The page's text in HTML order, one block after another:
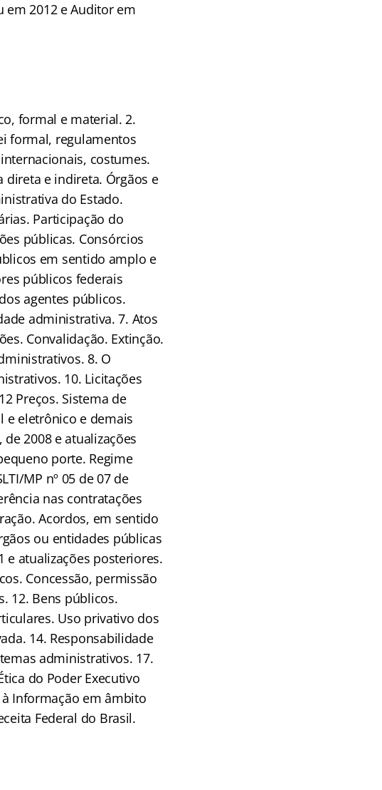
em 2012 e Auditor em
formal e material. 2.
formal, regulamentos
costumes.
e indireta. Órgãos e
do Estado.
Participação do
públicas. Consórcios
em sentido amplo e
públicos federais
agentes públicos.
administrativa. 7. Atos
Convalidação. Extinção.
8. O
10. Licitações
Preços. Sistema de
e eletrônico e demais
2008 e atualizações
porte. Regime
MP nº 05 de 07 de
nas contratações
Acordos, em sentido
ou entidades públicas
e atualizações posteriores.
Concessão, permissão
12. Bens públicos.
Uso privativo dos
14. Responsabilidade
administrativos. 17.
do Poder Executivo
à Informação em âmbito
Federal do Brasil.